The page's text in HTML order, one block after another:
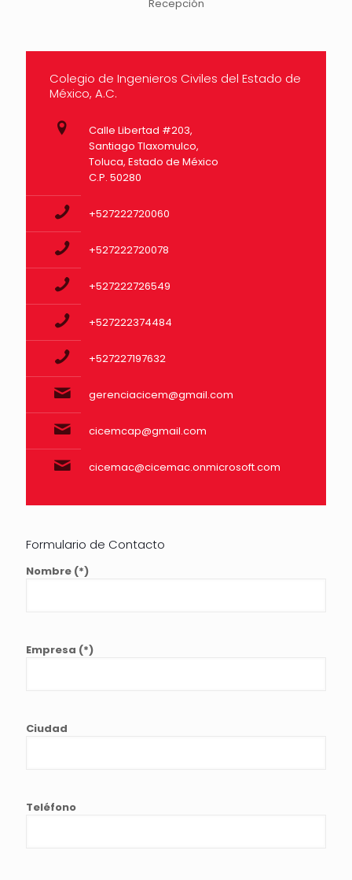
Recepción
Colegio de Ingenieros Civiles del Estado de
México, A.C.
Calle Libertad #203,
Santiago Tlaxomulco,
Toluca, Estado de México
C.P. 50280
+527222720060
+527222720078
+527222726549
+527222374484
+527227197632
gerenciacicem@gmail.com
cicemcap@gmail.com
cicemac@cicemac.onmicrosoft.com
Formulario de Contacto
Nombre (*)
Empresa (*)
Ciudad
Teléfono